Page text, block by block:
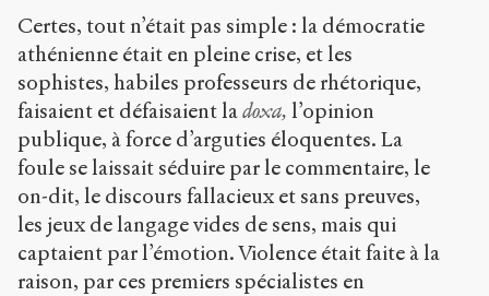
Certes, tout n’était pas simple : la démocratie
athénienne était en pleine crise, et les
sophistes, habiles professeurs de rhétorique,
faisaient et défaisaient ladoxa, l’opinion
publique, à force d’arguties éloquentes. La
foule se laissait séduire par le commentaire, le
on-dit, le discours fallacieux et sans preuves,
les jeux de langage vides de sens, mais qui
captaient par l’émotion. Violence était faite à la
raison, par ces premiers spécialistes en